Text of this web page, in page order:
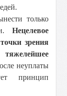
только
Нецелевое
зрения
неуплаты
принцип